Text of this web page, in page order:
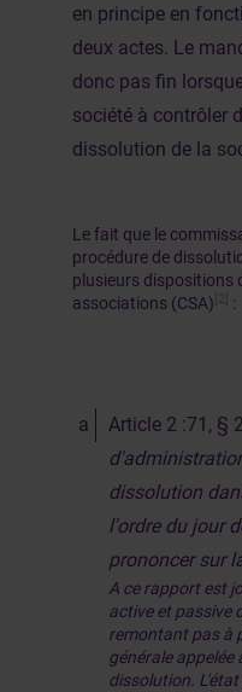
en principe en
deux actes. Le
donc pas fin
société à contrôler
dissolution de la
Le fait que le
procédure de
plusieurs dispositions
associations (CSA) [2] :
Article 2 :71, §
dissolution
l'ordre du jour
prononcer sur
A ce rapport est
active et passive
remontant pas à
générale
dissolution.